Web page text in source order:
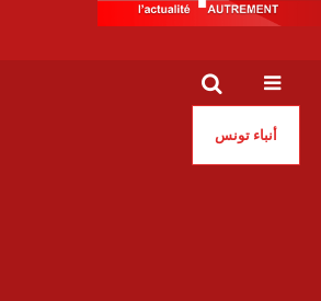
أنباء تونس